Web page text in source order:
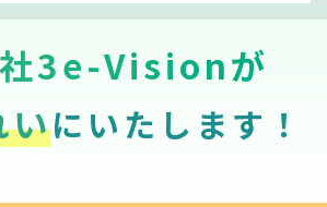
3e-Visionが
いにいたします！